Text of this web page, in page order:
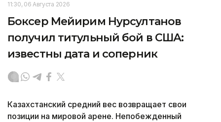
11:30, 06 Августа 2026
Боксер Мейирим Нурсултанов
получил титульный бой в США:
известны дата и соперник
Казахстанский средний вес возвращает свои
позиции на мировой арене. Непобежденный